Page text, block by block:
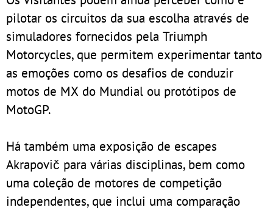
pilotar os circuitos da sua escolha através de
simuladores fornecidos pela Triumph
Motorcycles, que permitem experimentar tanto
as emoções como os desafios de conduzir
motos de MX do Mundial ou protótipos de
MotoGP.
Há também uma exposição de escapes
Akrapovič para várias disciplinas, bem como
uma coleção de motores de competição
independentes, que inclui uma comparação